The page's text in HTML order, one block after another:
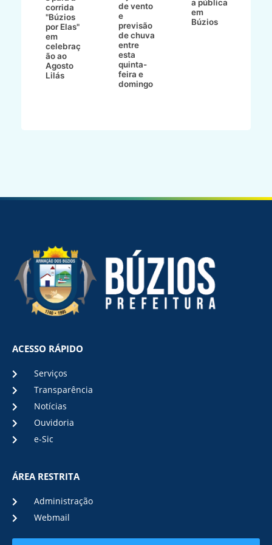
corrida
"Búzios
por Elas"
em
celebraç
ão ao
Agosto
Lilás
de vento
e
previsão
de chuva
entre
esta
quinta-
feira e
domingo
a pública
em
Búzios
ACESSO RÁPIDO
Serviços
Transparência
Notícias
Ouvidoria
e-Sic
ÁREA RESTRITA
Administração
Webmail